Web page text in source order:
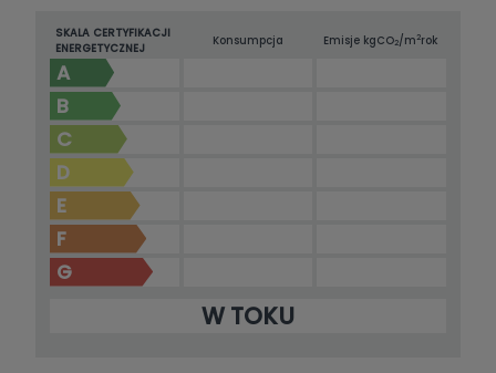
SKALA CERTYFIKACJI
ENERGETYCZNEJ
Konsumpcja Emisje kgCO2/m2rok
A
B
C
D
E
F
G
W TOKU